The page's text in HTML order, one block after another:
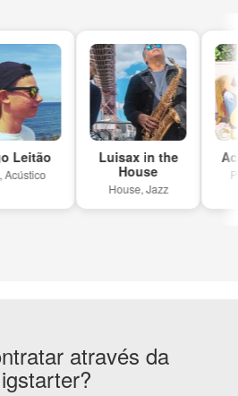
Leitão
Luisax in the
House
House, Jazz
através da